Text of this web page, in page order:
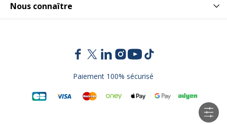
Nous connaître
Paiement 100% sécurisé